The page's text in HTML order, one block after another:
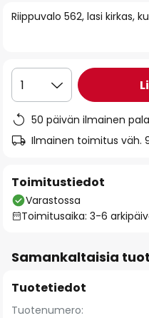
the
Riippuvalo 562, lasi kirkas,
1
50 päivän ilmainen
Ilmainen toimitus väh.
Toimitustiedot
Varastossa
Toimitusaika: 3-6
Samankaltaisia
Tuotetiedot
Tuotenumero: